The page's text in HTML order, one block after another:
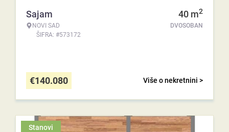
Sajam
NOVI SAD
ŠIFRA: #573172
40 m2
DVOSOBAN
Više o nekretnini >
€140.080
Stanovi